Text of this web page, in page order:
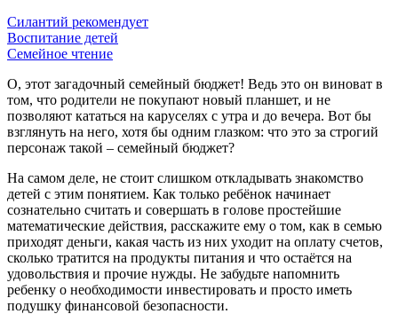
Силантий рекомендует
Воспитание детей
Семейное чтение
О, этот загадочный семейный бюджет! Ведь это он виноват в
том, что родители не покупают новый планшет, и не
позволяют кататься на каруселях с утра и до вечера. Вот бы
взглянуть на него, хотя бы одним глазком: что это за строгий
персонаж такой – семейный бюджет?
На самом деле, не стоит слишком откладывать знакомство
детей с этим понятием. Как только ребёнок начинает
сознательно считать и совершать в голове простейшие
математические действия, расскажите ему о том, как в семью
приходят деньги, какая часть из них уходит на оплату счетов,
сколько тратится на продукты питания и что остаётся на
удовольствия и прочие нужды. Не забудьте напомнить
ребенку о необходимости инвестировать и просто иметь
подушку финансовой безопасности.